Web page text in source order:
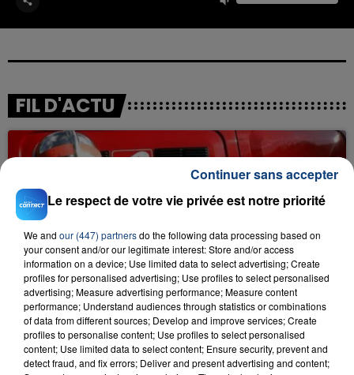
FIL D'ACTU
23 juillet 2026
INCENDIE MORTEL À LENS : UNE FEMME ET
SON BÉBÉ ENTRE LA VIE ET LA...
Un homme s'est immolé par le feu après avoir
aspergé sa compagne et leur bébé de trois mois
d'un liquide inflammable.
Le respect de votre vie privée est notre priorité
We and our (447) partnersdo the following data processing based on
your consent and/or our legitimate interest: Store and/or access
information on a device; Use limited data to select advertising; Create
profiles for personalised advertising; Use profiles to select personalised
advertising; Measure advertising performance; Measure content
performance; Understand audiences through statistics or combinations
of data from different sources; Develop and improve services; Create
profiles to personalise content; Use profiles to select personalised
content; Use limited data to select content; Ensure security, prevent and
detect fraud, and fix errors; Deliver and present advertising and content;
Continuer sans accepter